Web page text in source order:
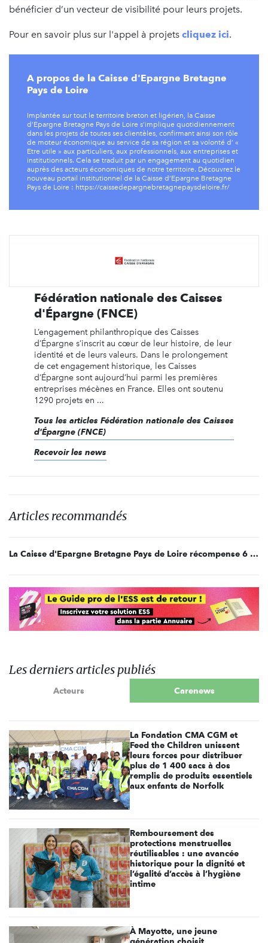
bénéficier d’un vecteur de visibilité pour leurs projets.
Pour en savoir plus sur l'appel à projets cliquez ici.
A propos de la Caisse d'Epargne Bretagne
Pays de Loire
Implantée sur tout le territoire breton et ligérien, la Caisse
d’Epargne Bretagne Pays de Loire s’implique quotidiennement
dans les projets de toutes ses clientèles, confirmant ainsi son rôle
de moteur économique au service de sa région et sa volonté d’ «
Etre utile » aux particuliers, aux professionnels, aux entreprises et
institutionnels. Cela se traduit par un engagement au quotidien
auprès des acteurs économiques de notre territoire. Découvrez le
nouveau portail institutionnel de la Caisse d’Epargne Bretagne
Pays de Loire : https://caissedepargnebretagnepaysdeloire.fr/
Fédération nationale des Caisses
d'Épargne (FNCE)
L’engagement philanthropique des Caisses
d’Épargne s’inscrit au cœur de leur histoire, de leur
identité et de leurs valeurs. Dans le prolongement
de cet engagement historique, les Caisses
d’Épargne sont aujourd’hui parmi les premières
entreprises mécènes en France. Elles ont soutenu
1290 projets en ...
Tous les articles Fédération nationale des Caisses
d'Épargne (FNCE)
Recevoir les news
Articles recommandés
La Caisse d'Epargne Bretagne Pays de Loire récompense 6 projets novateurs
Les derniers articles publiés
Acteurs Carenews
La Fondation CMA CGM et
Feed the Children unissent
leurs forces pour distribuer
plus de 1 400 sacs à dos
remplis de produits essentiels
aux enfants de Norfolk
Remboursement des
protections menstruelles
réutilisables : une avancée
historique pour la dignité et
l’égalité d’accès à l’hygiène
intime
À Mayotte, une jeune